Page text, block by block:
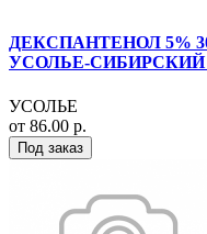
ДЕКСПАНТЕНОЛ 5%
УСОЛЬЕ-СИБИРСКИЙ
УСОЛЬЕ
от 86.00 р.
Под заказ